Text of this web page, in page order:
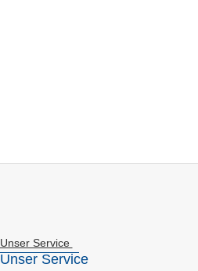
Unser Service
Unser Service